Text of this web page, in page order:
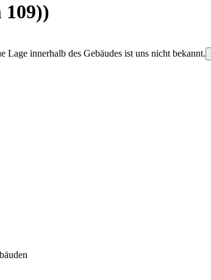
Lage innerhalb des Gebäudes ist uns nicht bekannt.